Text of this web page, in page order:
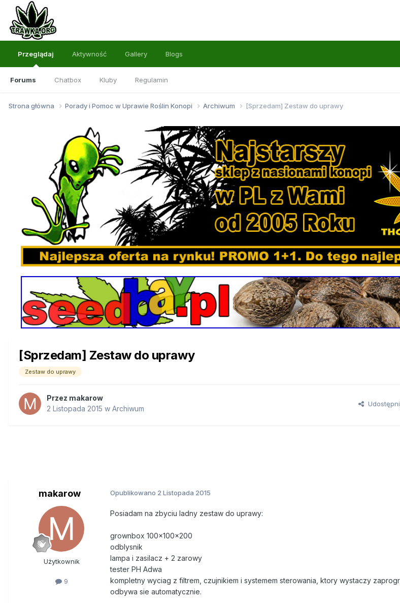
Przeglądaj
Forums Chatbox Kluby Regulamin
Aktywność Gallery Blogs
Strona główna Porady i Pomoc w Uprawie Roślin Konopi Archiwum [Sprzedam] Zestaw do uprawy
[Sprzedam] Zestaw do uprawy
Zestaw do uprawy
Przez makarow
2 Listopada 2015 w Archiwum
makarow
Użytkownik
9
Opublikowano 2 Listopada 2015
Posiadam na zbyciu ladny zestaw do uprawy:
grownbox 100x100x200
odblysnik
lampa i zasilacz + 2 zarowy
tester PH Adwa
kompletny wyciag z filtrem, czujnikiem i systemem sterowania, ktory wystaczy
odbywa sie automatycznie.